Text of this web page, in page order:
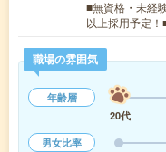
■無資格・未経
以上採用予定
職場の雰囲気
年齢層
20代
男女比率